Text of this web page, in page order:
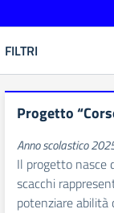
FILTRI
Progetto
Anno scolastico
Il progetto nasce
scacchi
potenziare